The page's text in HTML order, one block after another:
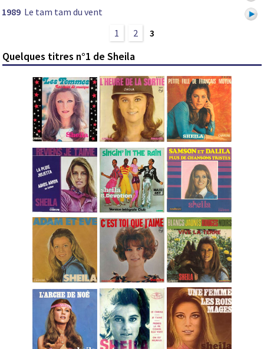
1989 Le tam tam du vent
1
2 3
Quelques titres n°1 de Sheila